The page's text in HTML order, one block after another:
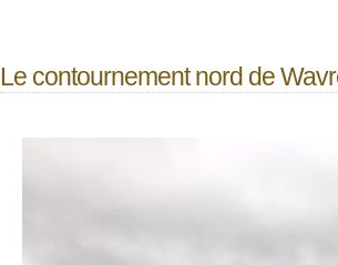
Le contournement nord de